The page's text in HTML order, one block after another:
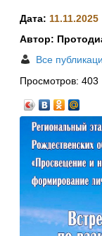
Дата: 11.11.2025
Автор:
Все
Просмотров: 403